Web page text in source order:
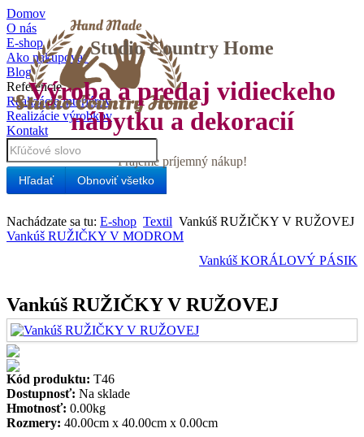
Studio Country Home
Výroba a predaj vidieckeho
nábytku a dekoracií
Prajeme príjemný nákup!
Domov
O nás
E-shop
Ako nakupovať
Blog
Referencie
Realizácie interiérov
Realizácie výrobkov
Kontakt
Hľadať Obnoviť všetko
Nachádzate sa tu: E-shop Textil Vankúš RUŽIČKY V RUŽOVEJ
Vankúš RUŽIČKY V MODROM
Vankúš KORÁLOVÝ PÁSIK
Vankúš RUŽIČKY V RUŽOVEJ
Kód produktu: T46
Dostupnosť: Na sklade
Hmotnosť: 0.00kg
Rozmery: 40.00cm x 40.00cm x 0.00cm